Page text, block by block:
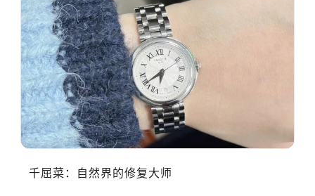
千屈菜：自然界的修复大师